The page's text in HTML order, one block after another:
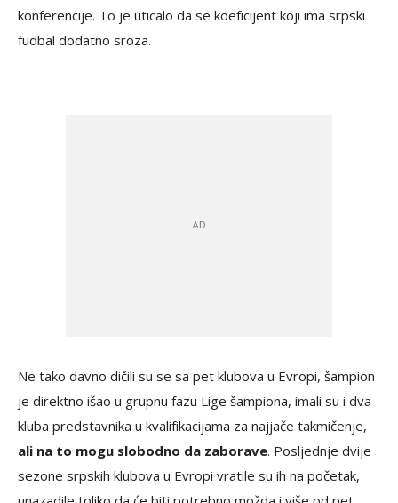
konferencije. To je uticalo da se koeficijent koji ima srpski
fudbal dodatno sroza.
Ne tako davno dičili su se sa pet klubova u Evropi, šampion
je direktno išao u grupnu fazu Lige šampiona, imali su i dva
kluba predstavnika u kvalifikacijama za najjače takmičenje,
ali na to mogu slobodno da zaborave. Posljednje dvije
sezone srpskih klubova u Evropi vratile su ih na početak,